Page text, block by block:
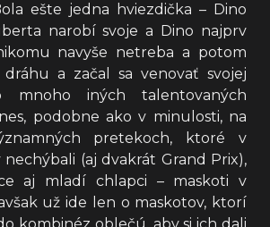
ešte jedna hviezdička – Dino
narobí svoje a Dino najprv
navyše netreba a potom
a začal sa venovať svojej
mnoho iných talentovaných
podobne ako v minulosti, na
pretekoch, ktoré v
(aj dvakrát Grand Prix),
aj mladí chlapci – maskoti v
už ide len o maskotov, ktorí